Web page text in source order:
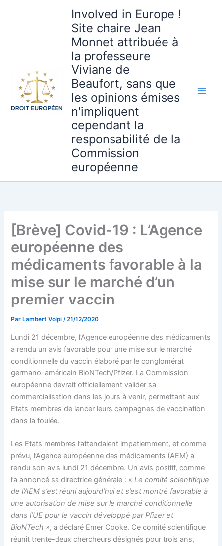
Involved in Europe !
Site chaire Jean
Monnet attribuée à
la professeure
Viviane de
Beaufort, sans que
les opinions émises
n'impliquent
cependant la
responsabilité de la
Commission
européenne
[Brève] Covid-19 : L’Agence
européenne des
médicaments favorable à la
mise sur le marché d’un
premier vaccin
Par Lambert Volpi/21/12/2020
Lundi 21 décembre, l’Agence européenne des médicaments
a rendu un avis favorable pour une mise sur le marché
conditionnelle du vaccin élaboré par le conglomérat
germano-américain BioNTech/Pfizer. La Commission
européenne devrait officiellement valider sa
commercialisation dans les jours à venir, permettant aux
Etats membres de lancer leurs campagnes de vaccination
dans la foulée.
Les Etats membres l’attendaient impatiemment, et comme
prévu, l’Agence européenne des médicaments (AEM) a
rendu son avis lundi 21 décembre. Un avis positif, comme
l’a annoncé sa directrice générale : «Le comité scientifique
de l’AEM s’est réuni aujourd’hui et s’est montré favorable à
une autorisation de mise sur le marché conditionnelle
dans l’UE pour le vaccin développé par Pfizer et
BioNTech », a déclaré Emer Cooke. Ce comité scientifique
réunit trente-deux chercheurs désignés pour trois ans,